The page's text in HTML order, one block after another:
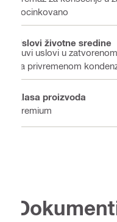
pocinkovano
Uslovi životne sredine
Suvi uslovi u
sa privremenom
Klasa proizvoda
Premium